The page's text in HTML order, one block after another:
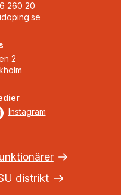
260 20
2
Instagram
distrikt